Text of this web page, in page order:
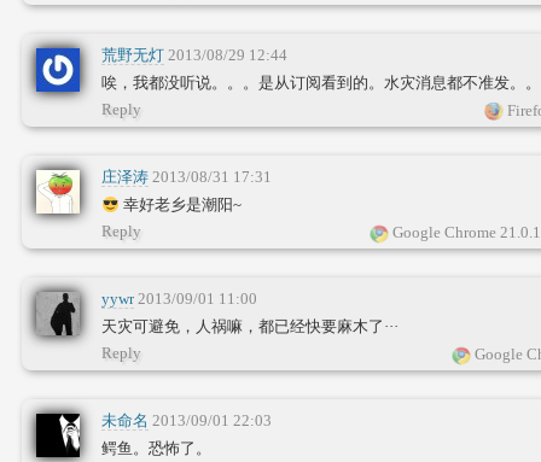
荒野无灯 2013/08/29 12:44
唉，我都没听说。。。是从订阅看到的。水灾消息都不准发。
Reply
庄泽涛 2013/08/31 17:31
幸好老乡是潮阳~
Google Chrome
Reply
yywr 2013/09/01 11:00
天灾可避免，人祸嘛，都已经快要麻木了···
Google
Reply
未命名 2013/09/01 22:03
鳄鱼。恐怖了。